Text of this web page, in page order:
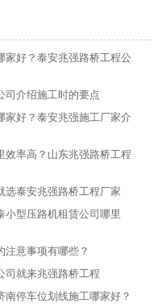
家好？泰安兆强路桥工程公
司介绍施工时的要点
家好？泰安兆强施工厂家介
效率高？山东兆强路桥工程
选泰安兆强路桥工程厂家
小型压路机租赁公司哪里
注意事项有哪些？
司就来兆强路桥工程
停车位划线施工哪家好？